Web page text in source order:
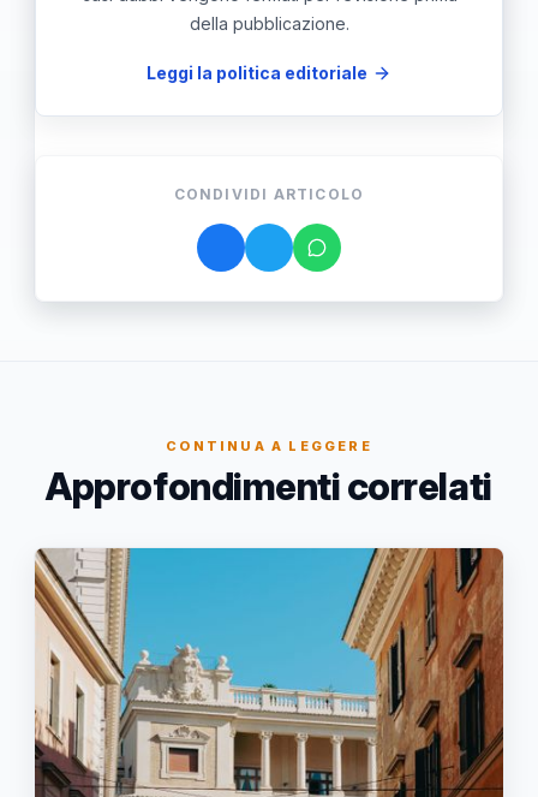
della pubblicazione.
Leggi la politica editoriale
CONDIVIDI ARTICOLO
CONTINUA A LEGGERE
Approfondimenti correlati